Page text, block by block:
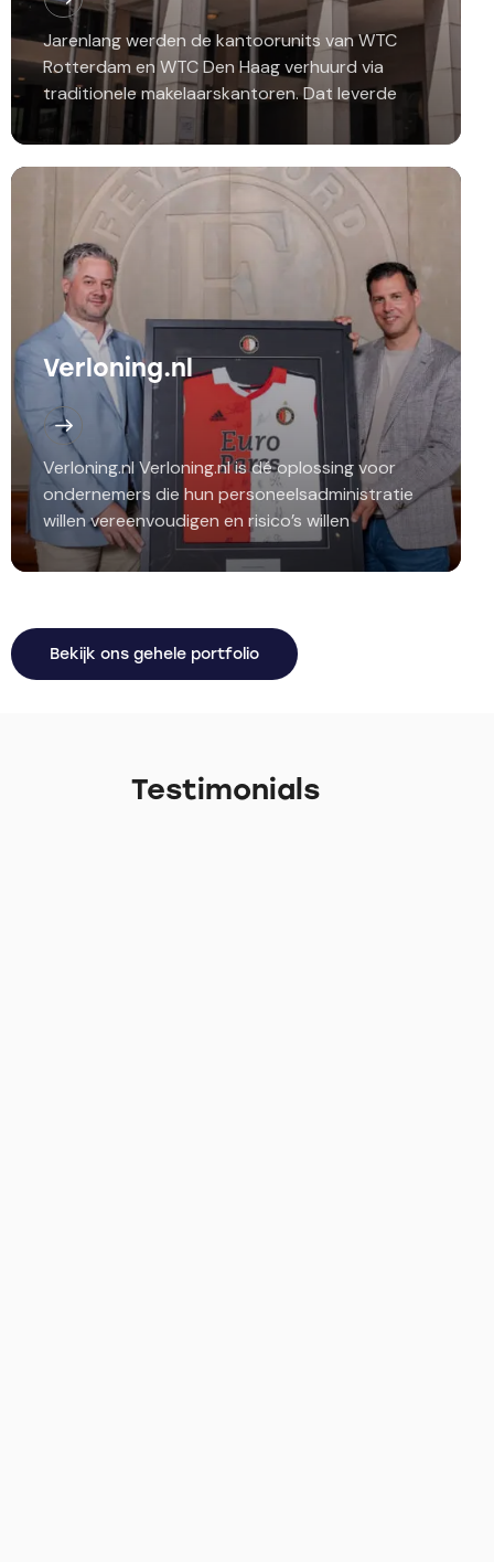
Jarenlang werden de kantoorunits van WTC
Rotterdam en WTC Den Haag verhuurd via
traditionele makelaarskantoren. Dat leverde
aanvragen op, maar zorgde ook voor extra
kosten, minder directe controle over
leadopvolging…
Verloning.nl
Verloning.nl Verloning.nl is dé oplossing voor
ondernemers die hun personeelsadministratie
willen vereenvoudigen en risico’s willen
beperken. Met een innovatieve en volledig
digitale aanpak neemt Verloning.nl de juridische,
Bekijk ons gehele portfolio
Testimonials